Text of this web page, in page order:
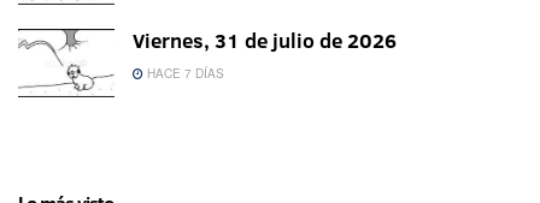
Viernes, 31 de julio de 2026
HACE 7 DÍAS